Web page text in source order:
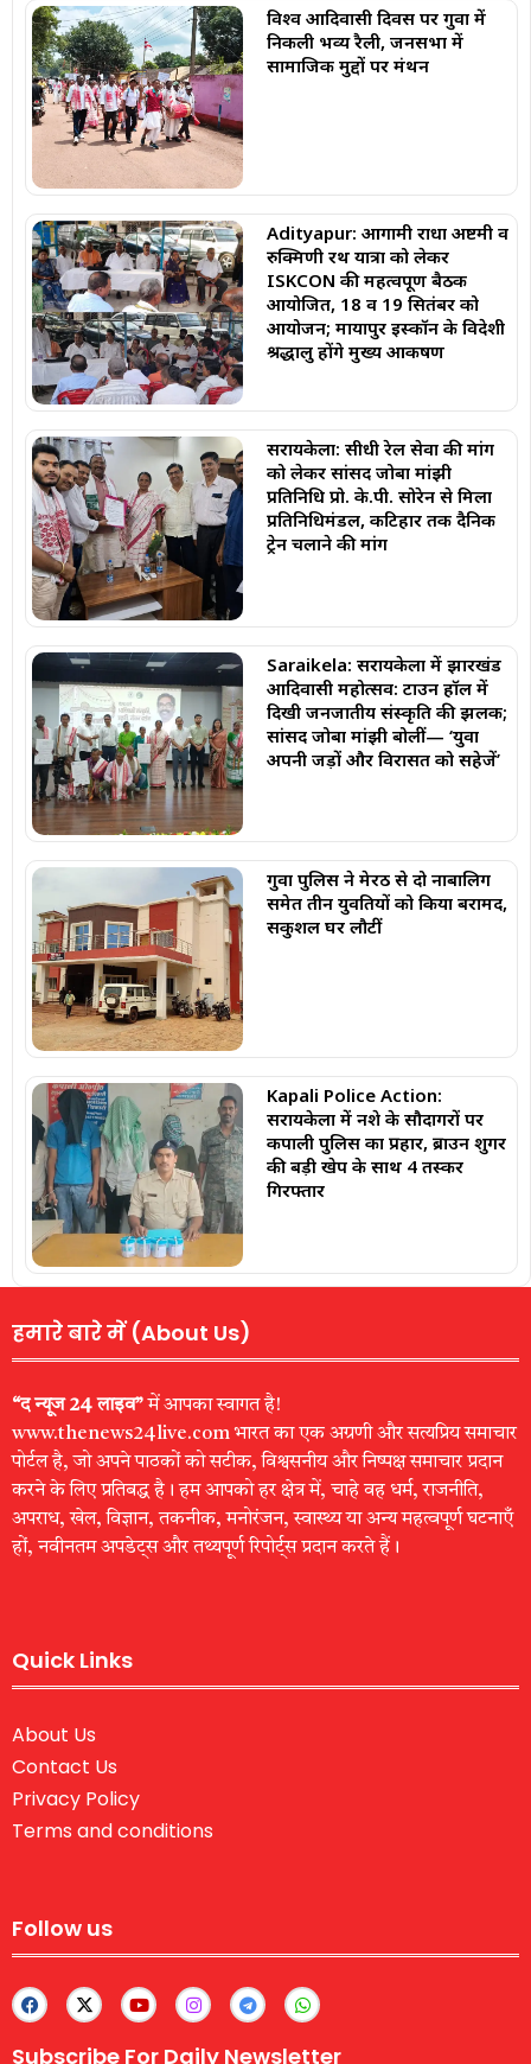
विश्व आदिवासी दिवस पर गुवा में
निकली भव्य रैली, जनसभा में
सामाजिक मुद्दों पर मंथन
Adityapur: आगामी राधा अष्टमी व
रुक्मिणी रथ यात्रा को लेकर
ISKCON की महत्वपूर्ण बैठक
आयोजित, 18 व 19 सितंबर को
आयोजन; मायापुर इस्कॉन के विदेशी
श्रद्धालु होंगे मुख्य आकर्षण
सरायकेला: सीधी रेल सेवा की मांग
को लेकर सांसद जोबा मांझी
प्रतिनिधि प्रो. के.पी. सोरेन से मिला
प्रतिनिधिमंडल, कटिहार तक दैनिक
ट्रेन चलाने की मांग
Saraikela: सरायकेला में झारखंड
आदिवासी महोत्सव: टाउन हॉल में
दिखी जनजातीय संस्कृति की झलक;
सांसद जोबा मांझी बोलीं— ‘युवा
अपनी जड़ों और विरासत को सहेजें’
गुवा पुलिस ने मेरठ से दो नाबालिग
समेत तीन युवतियों को किया बरामद,
सकुशल घर लौटीं
Kapali Police Action:
सरायकेला में नशे के सौदागरों पर
कपाली पुलिस का प्रहार, ब्राउन शुगर
की बड़ी खेप के साथ 4 तस्कर
गिरफ्तार
हमारे बारे में (About Us)
“द न्यूज 24 लाइव”में आपका स्वागत है!
www.thenews24live.com भारत का एक अग्रणी और सत्यप्रिय समाचार
पोर्टल है, जो अपने पाठकों को सटीक, विश्वसनीय और निष्पक्ष समाचार प्रदान
करने के लिए प्रतिबद्ध है। हम आपको हर क्षेत्र में, चाहे वह धर्म, राजनीति,
अपराध, खेल, विज्ञान, तकनीक, मनोरंजन, स्वास्थ्य या अन्य महत्वपूर्ण घटनाएँ
हों, नवीनतम अपडेट्स और तथ्यपूर्ण रिपोर्ट्स प्रदान करते हैं।
Quick Links
About Us
Contact Us
Privacy Policy
Terms and conditions
Follow us
Subscribe For Daily Newsletter